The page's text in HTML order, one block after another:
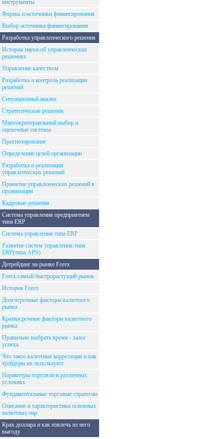
инструменты
Формы и источники финансирования
Выбор источника финансирования
Разработка управленческого решения
История науки об управленческих
решениях
Управление качеством
Разработка и контроль реализации
решений
Ситуационный анализ
Стратегические решения
Многокритераильный выбор и
оценочные системы
Прогнозирование
Определение целей организации
Разработка и реализация
управленческих решений
Принятие управленческих решений в
организации
Кадровые решения
Система управления предприятием
типа ERP
Система управления типа ERP
Развитие систем управления типа
ERP(типа APS)
Детрейдинг на рынке Forex
Forex-самый быстрорастущий рынок
История Forex
Долгосрочные факторы валютного
рынка
Краткосрочные факторы валютного
рынка
Правильно выбрать время - залог
успеха
Что такое валютные корреляции и как
трейдеры их используют
Параметры торговли в различных
условиях
Фундаментальные торговые стратегии
Описание и характеристики основных
валютных пар
Крах доллара и как извлечь из него
выгоду